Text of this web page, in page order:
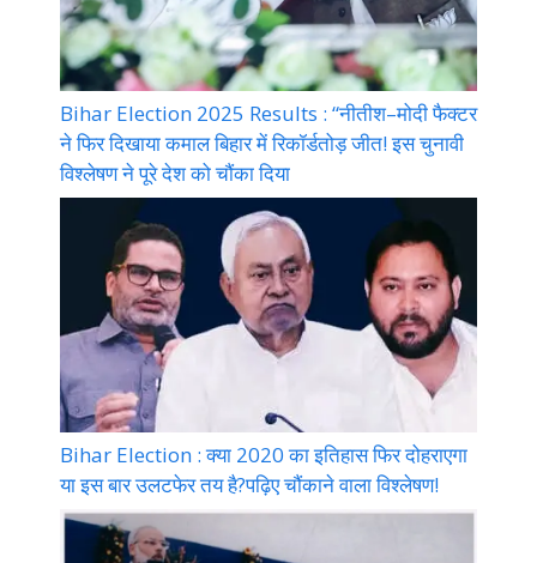
Bihar Election 2025 Results : “नीतीश–मोदी फैक्टर
ने फिर दिखाया कमाल बिहार में रिकॉर्डतोड़ जीत! इस चुनावी
विश्लेषण ने पूरे देश को चौंका दिया
Bihar Election : क्या 2020 का इतिहास फिर दोहराएगा
या इस बार उलटफेर तय है?पढ़िए चौंकाने वाला विश्लेषण!